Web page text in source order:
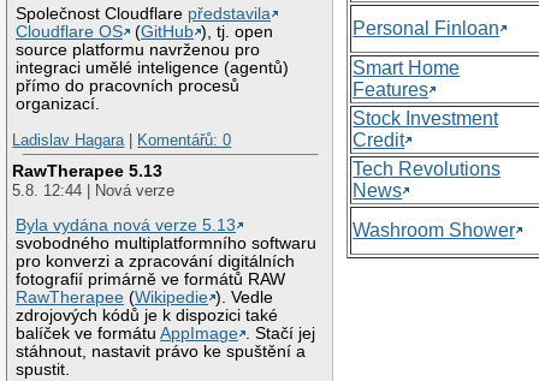
Společnost Cloudflare představila
Cloudflare OS
(GitHub ), tj. open
source platformu navrženou pro
integraci umělé inteligence (agentů)
přímo do pracovních procesů
organizací.
Ladislav Hagara
Komentářů: 0
RawTherapee 5.13
5.8. 12:44 | Nová verze
Byla vydána nová verze 5.13
svobodného multiplatformního softwaru
pro konverzi a zpracování digitálních
fotografií primárně ve formátů RAW
RawTherapee (Wikipedie ). Vedle
zdrojových kódů je k dispozici také
balíček ve formátuAppImage . Stačí jej
stáhnout, nastavit právo ke spuštění a
spustit.
Personal Finloan
Smart Home
Features
Stock Investment
Credit
Tech Revolutions
News
Washroom Shower